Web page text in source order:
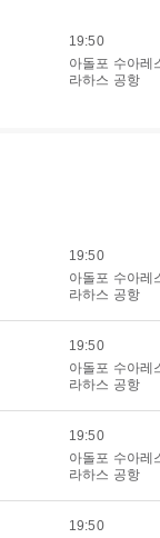
19:50
아돌포 수아레
라하스 공항
19:50
아돌포 수아레
라하스 공항
19:50
아돌포 수아레
라하스 공항
19:50
아돌포 수아레
라하스 공항
19:50